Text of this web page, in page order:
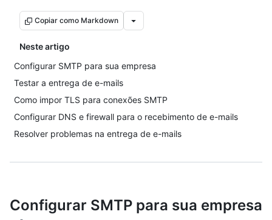
Copiar como Markdown
Neste artigo
Configurar SMTP para sua empresa
Testar a entrega de e-mails
Como impor TLS para conexões SMTP
Configurar DNS e firewall para o recebimento de e-mails
Resolver problemas na entrega de e-mails
Configurar SMTP para sua empresa